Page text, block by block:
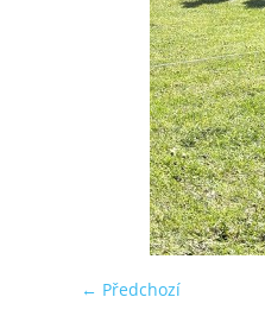
← Předchozí